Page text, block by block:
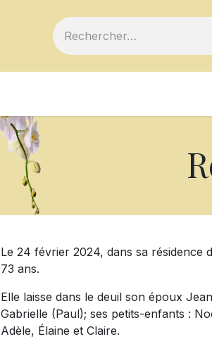
Le 24 février 2024, dans sa résidence
73 ans.
Elle laisse dans le deuil son époux
Gabrielle (Paul); ses petits-enfants :
Adèle, Élaine et Claire.